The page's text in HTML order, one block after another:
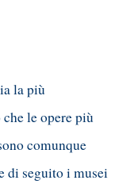
la più
le opere più
comunque
di seguito i musei